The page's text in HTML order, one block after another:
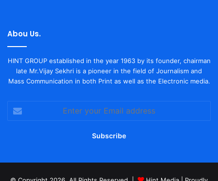
Abou Us.
HINT GROUP established in the year 1963 by its founder, chairman
late Mr.Vijay Sekhri is a pioneer in the field of Journalism and
Mass Communication in both Print as well as the Electronic media.
your